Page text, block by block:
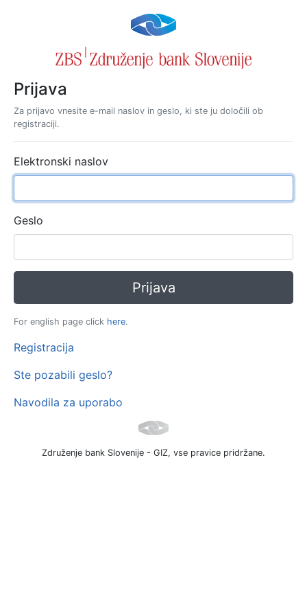
Prijava
Za prijavo vnesite e-mail naslov in geslo, ki ste ju določili ob
registraciji.
Elektronski naslov
Geslo
For english page click here.
Registracija
Ste pozabili geslo?
Navodila za uporabo
Združenje bank Slovenije - GIZ, vse pravice pridržane.